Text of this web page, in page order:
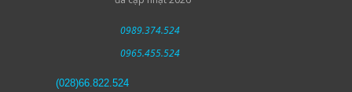
0989.374.524
0965.455.524
(028)66.822.524